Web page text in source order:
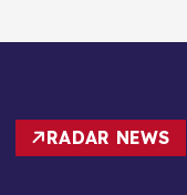
RADAR NEWS